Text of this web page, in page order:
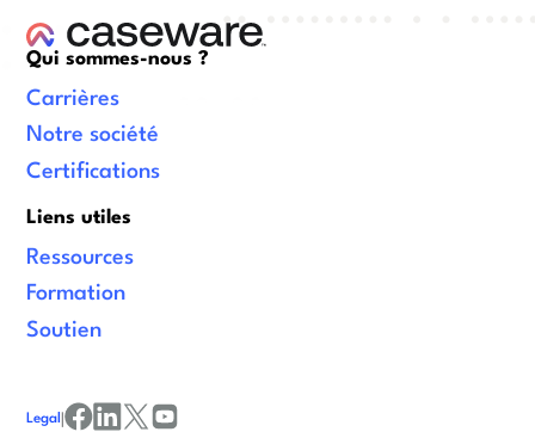
Qui sommes-nous ?
Carrières
Notre société
Certifications
Liens utiles
Ressources
Formation
Soutien
Legal |